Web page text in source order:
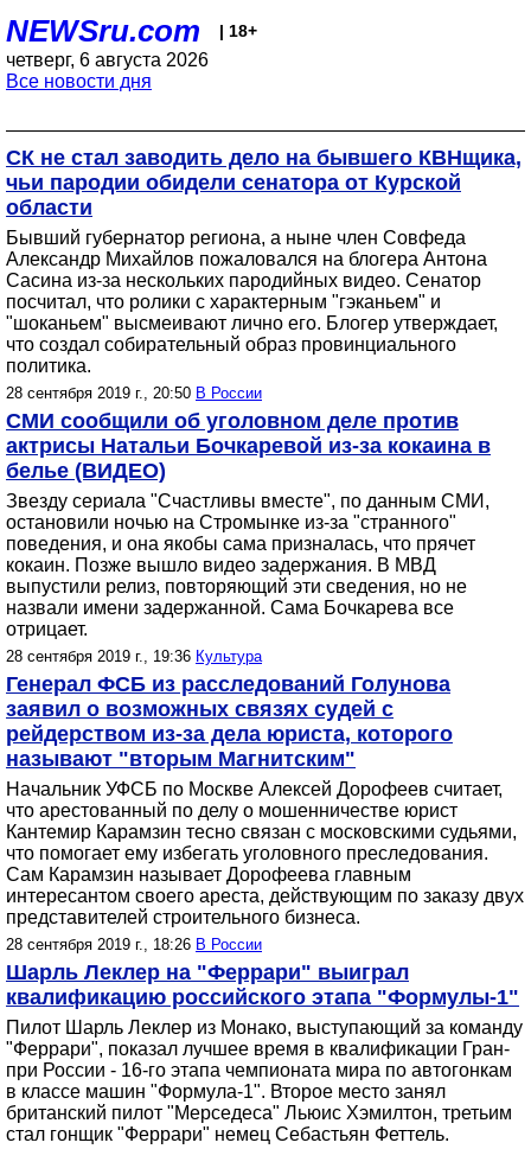
NEWSru.com | 18+
четверг, 6 августа 2026
Все новости дня
СК не стал заводить дело на бывшего КВНщика,
чьи пародии обидели сенатора от Курской
области
Бывший губернатор региона, а ныне член Совфеда
Александр Михайлов пожаловался на блогера Антона
Сасина из-за нескольких пародийных видео. Сенатор
посчитал, что ролики с характерным "гэканьем" и
"шоканьем" высмеивают лично его. Блогер утверждает,
что создал собирательный образ провинциального
политика.
28 сентября 2019 г., 20:50 В России
СМИ сообщили об уголовном деле против
актрисы Натальи Бочкаревой из-за кокаина в
белье (ВИДЕО)
Звезду сериала "Счастливы вместе", по данным СМИ,
остановили ночью на Стромынке из-за "странного"
поведения, и она якобы сама призналась, что прячет
кокаин. Позже вышло видео задержания. В МВД
выпустили релиз, повторяющий эти сведения, но не
назвали имени задержанной. Сама Бочкарева все
отрицает.
28 сентября 2019 г., 19:36 Культура
Генерал ФСБ из расследований Голунова
заявил о возможных связях судей с
рейдерством из-за дела юриста, которого
называют "вторым Магнитским"
Начальник УФСБ по Москве Алексей Дорофеев считает,
что арестованный по делу о мошенничестве юрист
Кантемир Карамзин тесно связан с московскими судьями,
что помогает ему избегать уголовного преследования.
Сам Карамзин называет Дорофеева главным
интересантом своего ареста, действующим по заказу двух
представителей строительного бизнеса.
28 сентября 2019 г., 18:26 В России
Шарль Леклер на "Феррари" выиграл
квалификацию российского этапа "Формулы-1"
Пилот Шарль Леклер из Монако, выступающий за команду
"Феррари", показал лучшее время в квалификации Гран-
при России - 16-го этапа чемпионата мира по автогонкам
в классе машин "Формула-1". Второе место занял
британский пилот "Мерседеса" Льюис Хэмилтон, третьим
стал гонщик "Феррари" немец Себастьян Феттель.